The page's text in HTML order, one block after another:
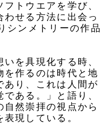
トウエアを学び、
わせる方法に出会っ
シンメトリーの作品
いを具現化する時、
を作るのは時代と地
あり、これは人間が
ある。」と語り、
然崇拝の視点から
現している。